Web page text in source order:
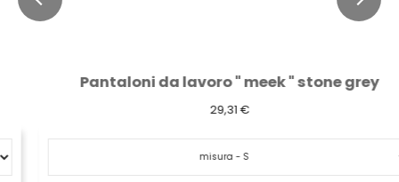
Pantaloni da lavoro " meek " stone grey
29,31 €